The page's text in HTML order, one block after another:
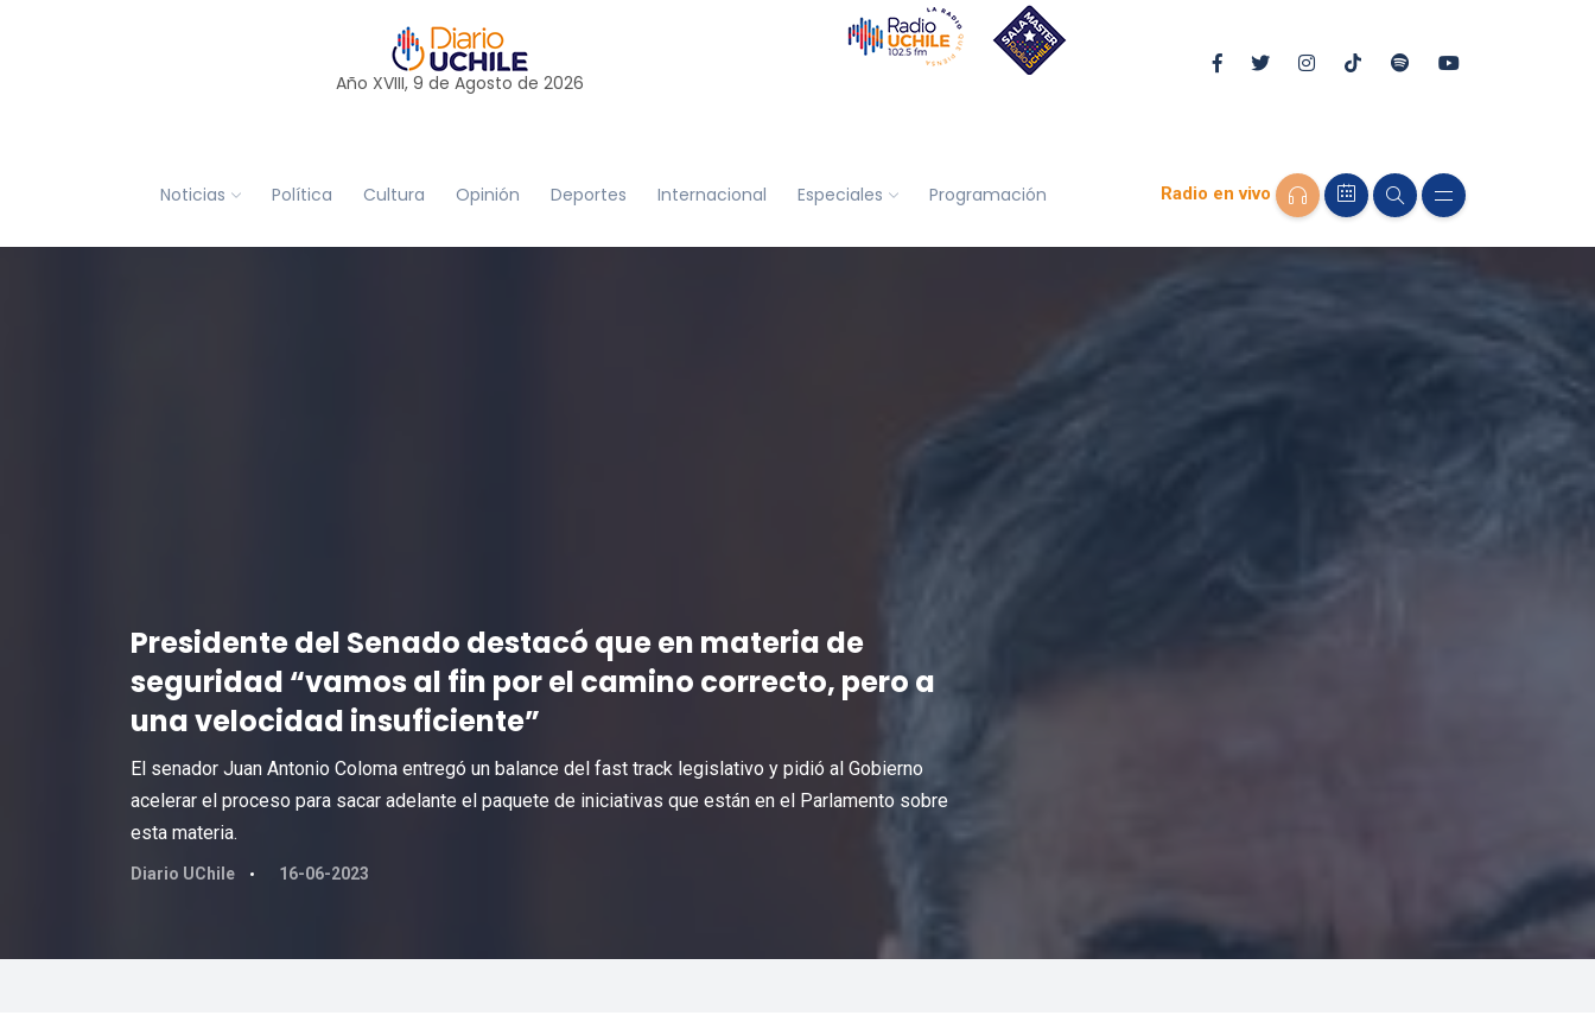
Año XVIII, 9 de Agosto de 2026
Noticias Política Cultura Opinión Deportes Internacional Especiales Programación Radio en vivo
Presidente del Senado destacó que en materia de
seguridad “vamos al fin por el camino correcto, pero a
una velocidad insuficiente”
El senador Juan Antonio Coloma entregó un balance del fast track legislativo y pidió al Gobierno
acelerar el proceso para sacar adelante el paquete de iniciativas que están en el Parlamento sobre
esta materia.
Diario UChile 16-06-2023